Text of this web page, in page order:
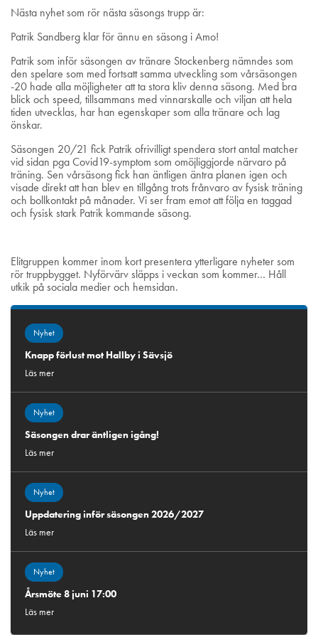
Nästa nyhet som rör nästa säsongs trupp är:
Patrik Sandberg klar för ännu en säsong i Amo!
Patrik som inför säsongen av tränare Stockenberg nämndes som
den spelare som med fortsatt samma utveckling som vårsäsongen
-20 hade alla möjligheter att ta stora kliv denna säsong. Med bra
blick och speed, tillsammans med vinnarskalle och viljan att hela
tiden utvecklas, har han egenskaper som alla tränare och lag
önskar.
Säsongen 20/21 fick Patrik ofrivilligt spendera stort antal matcher
vid sidan pga Covid19-symptom som omöjliggjorde närvaro på
träning. Sen vårsäsong fick han äntligen äntra planen igen och
visade direkt att han blev en tillgång trots frånvaro av fysisk träning
och bollkontakt på månader. Vi ser fram emot att följa en taggad
och fysisk stark Patrik kommande säsong.
Elitgruppen kommer inom kort presentera ytterligare nyheter som
rör truppbygget. Nyförvärv släpps i veckan som kommer… Håll
utkik på sociala medier och hemsidan.
Nyhet
Knapp förlust mot Hallby i Sävsjö
Läs mer
Nyhet
Säsongen drar äntligen igång!
Läs mer
Nyhet
Uppdatering inför säsongen 2026/2027
Läs mer
Nyhet
Årsmöte 8 juni 17:00
Läs mer